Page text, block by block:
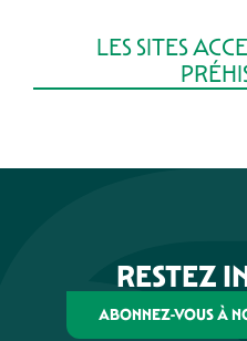
LES SITES
LASCAUX IV - CENTRE
RESTEZ
ABONNEZ-VOUS À